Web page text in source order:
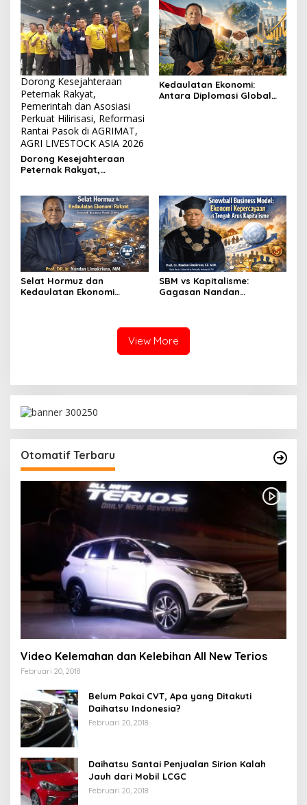
Dorong Kesejahteraan
Peternak Rakyat,
Pemerintah dan Asosiasi
Perkuat Hilirisasi, Reformasi
Rantai Pasok di AGRIMAT,
AGRI LIVESTOCK ASIA 2026
Dorong Kesejahteraan
Peternak Rakyat,
Reformasi Rantai Pasok di
AGRIMAT, AGRI LIVESTOCK
ASIA 2026
Kedaulatan Ekonomi:
Antara Diplomasi Global
Selat Hormuz dan
Kedaulatan Ekonomi
SBM vs Kapitalisme:
Gagasan Nandan
View More
Otomatif Terbaru
Video Kelemahan dan Kelebihan All New Terios
Februari 20, 2018
Belum Pakai CVT, Apa yang Ditakuti
Daihatsu Indonesia?
Februari 20, 2018
Daihatsu Santai Penjualan Sirion Kalah
Jauh dari Mobil LCGC
Februari 20, 2018